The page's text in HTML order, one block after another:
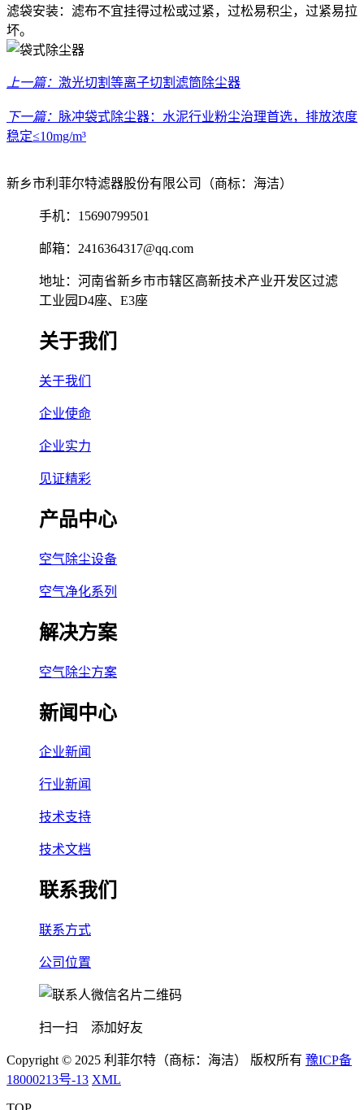
滤袋安装：滤布不宜挂得过松或过紧，过松易积尘，过紧易拉
坏。
上一篇： 激光切割等离子切割滤筒除尘器
下一篇： 脉冲袋式除尘器：水泥行业粉尘治理首选，排放浓度
稳定≤10mg/m³
新乡市利菲尔特滤器股份有限公司（商标：海洁）
手机：15690799501
邮箱：2416364317@qq.com
地址：河南省新乡市市辖区高新技术产业开发区过滤
工业园D4座、E3座
关于我们
关于我们
企业使命
企业实力
见证精彩
产品中心
空气除尘设备
空气净化系列
解决方案
空气除尘方案
新闻中心
企业新闻
行业新闻
技术支持
技术文档
联系我们
联系方式
公司位置
扫一扫 添加好友
Copyright © 2025 利菲尔特（商标：海洁） 版权所有 豫ICP备
18000213号-13 XML